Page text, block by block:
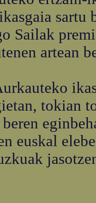
sartu
Sailak
artean
tokian
euskal